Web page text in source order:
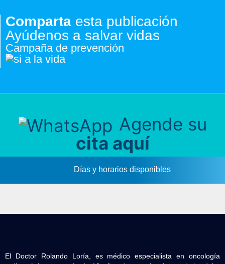
Comparta esta publicación
Ayúdenos a salvar vidas
Campaña de prevención
Agende su
cita aquí
Días y horarios disponibles
El Doctor Rolando Loría, es médico especialista en oncología